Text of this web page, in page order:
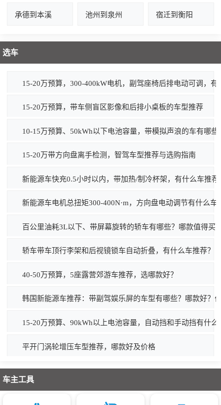
承德到本溪 池州到泉州 宿迁到衡阳
选车
15-20万预算，300-400kW电机，副驾座椅后排电动可调，有
15-20万预算，带车侧盲区影像和后排小桌板的车型推荐
10-15万预算、50kWh以下电池容量，带模拟声浪的车有哪
15-20万带方向盘离手检测，智驾车型推荐与选购指南
新能源车快充0.5小时以内，带加热/制冷杯架，有什么车推荐
新能源车电机总扭矩300-400N·m，方向盘电动调节有什么
百公里油耗3L以下、带屏幕旋转的轿车有哪些？哪款值得买
轿车带车顶行李架和后视镜锁车自动折叠，有什么车推荐？
40-50万预算，5座露营郊游车推荐，选哪款好？
韩国新能源车推荐：带副驾娱乐屏的车型有哪些？哪款好？
15-20万预算、90kWh以上电池容量，自动挡和手动挡有什么
平开门涡轮增压车型推荐，哪款好及价格
车主工具